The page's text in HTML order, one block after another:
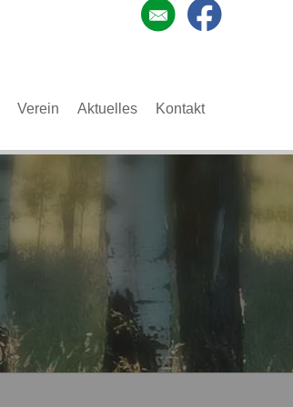
Verein Aktuelles Kontakt